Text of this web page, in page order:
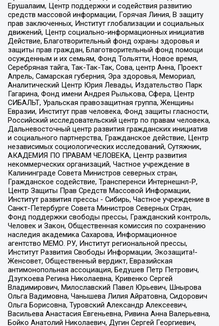
Ерушалаим, Центр поддержки и содействия развитию
средств массовой информации, Горячая Линия, В защиту
прав заключенных, Институт глобализации и социальных
движений, Центр социально-информационных инициатив
Действие, Благотворительный фонд охраны здоровья и
защиты прав граждан, Благотворительный фонд помощи
осужденным и их семьям, Фонд Тольятти, Новое время,
Серебряная тайга, Так-Так-Так, Сова, центр Анна, Проект
Апрель, Самарская губерния, Эра здоровья, Мемориал,
Аналитический Центр Юрия Левады, Издательство Парк
Гагарина, Фонд имени Андрея Рылькова, Сфера, Центр
СИБАЛЬТ, Уральская правозащитная группа, Женщины
Евразии, Институт прав человека, Фонд защиты гласности,
Российский исследовательский центр по правам человека,
Дальневосточный центр развития гражданских инициатив
и социального партнерства, Гражданское действие, Центр
независимых социологических исследований, Сутяжник,
АКАДЕМИЯ ПО ПРАВАМ ЧЕЛОВЕКА, Центр развития
некоммерческих организаций, Частное учреждение в
Калининграде Совета Министров северных стран,
Гражданское содействие, Трансперенси Интернешнл-Р,
Центр Защиты Прав Средств Массовой Информации,
Институт развития прессы - Сибирь, Частное учреждение в
Санкт-Петербурге Совета Министров Северных Стран,
Фонд поддержки свободы прессы, Гражданский контроль,
Человек и Закон, Общественная комиссия по сохранению
наследия академика Сахарова, Информационное
агентство МЕМО. РУ, Институт региональной прессы,
Институт Развития Свободы Информации, Экозащита!-
Женсовет, Общественный вердикт, Евразийская
антимонопольная ассоциация, Бедушев Петр Петрович,
Дзугкоева Регина Николаевна, Кривенко Сергей
Владимирович, Милославский Павел Юрьевич, Шнырова
Ольга Вадимовна, Чанышева Лилия Айратовна, Сидорович
Ольга Борисовна, Туровский Александр Алексеевич,
Васильева Анастасия Евгеньевна, Ривина Анна Валерьевна,
Бойко Анатолий Николаевич, Дугин Сергей Георгиевич,